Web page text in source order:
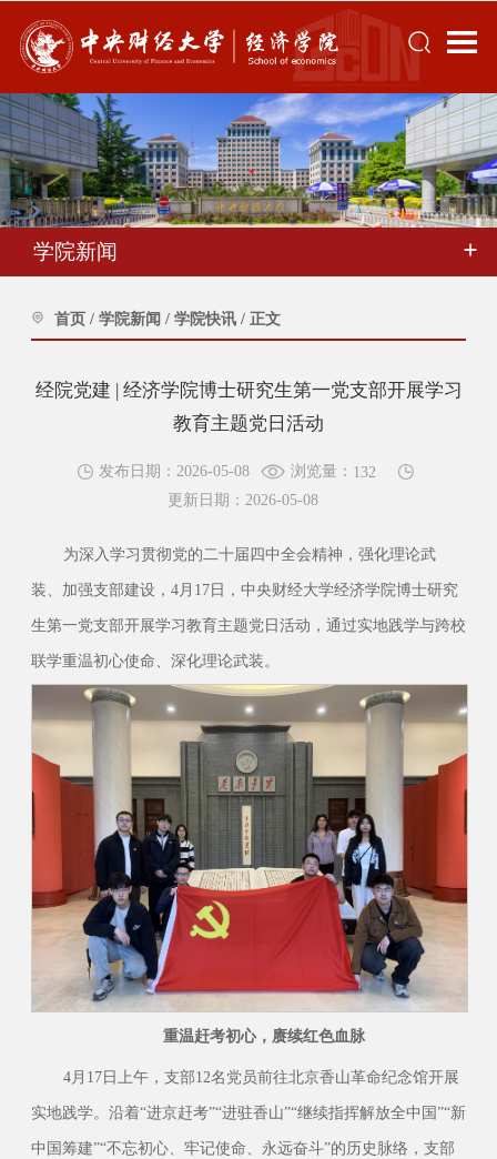
学院新闻
首页 / 学院新闻 / 学院快讯 / 正文
经院党建 | 经济学院博士研究生第一党支部开展学习
教育主题党日活动
发布日期：2026-05-08 浏览量： 132
更新日期：2026-05-08
为深入学习贯彻党的二十届四中全会精神，强化理论武
装、加强支部建设，4月17日，中央财经大学经济学院博士研究
生第一党支部开展学习教育主题党日活动，通过实地践学与跨校
联学重温初心使命、深化理论武装。
重温赶考初心，赓续红色血脉
4月17日上午，支部12名党员前往北京香山革命纪念馆开展
实地践学。沿着“进京赶考”“进驻香山”“继续指挥解放全中国”“新
中国筹建”“不忘初心、牢记使命、永远奋斗”的历史脉络，支部